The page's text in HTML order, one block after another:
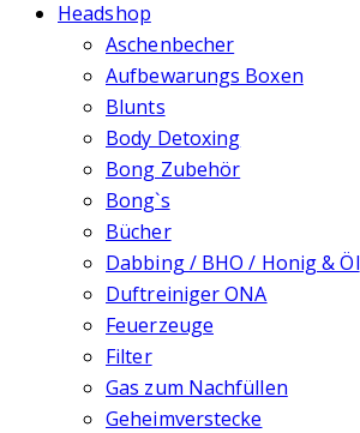
Headshop
Aschenbecher
Aufbewarungs Boxen
Blunts
Body Detoxing
Bong Zubehör
Bong`s
Bücher
Dabbing / BHO / Honig & Öl
Duftreiniger ONA
Feuerzeuge
Filter
Gas zum Nachfüllen
Geheimverstecke